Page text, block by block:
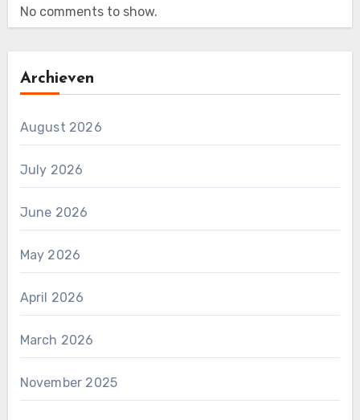
No comments to show.
Archieven
August 2026
July 2026
June 2026
May 2026
April 2026
March 2026
November 2025